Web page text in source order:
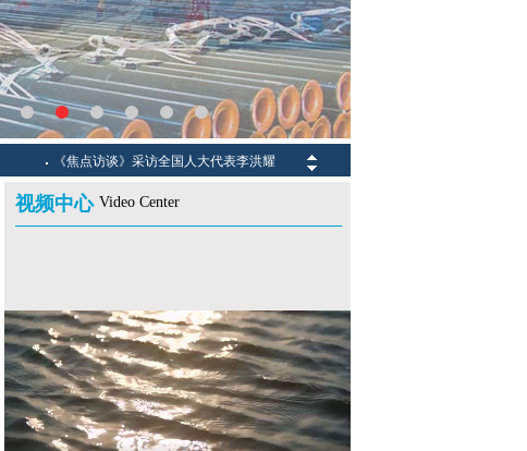
《焦点访谈》采访全国人大代表李洪耀
视频中心 Video Center